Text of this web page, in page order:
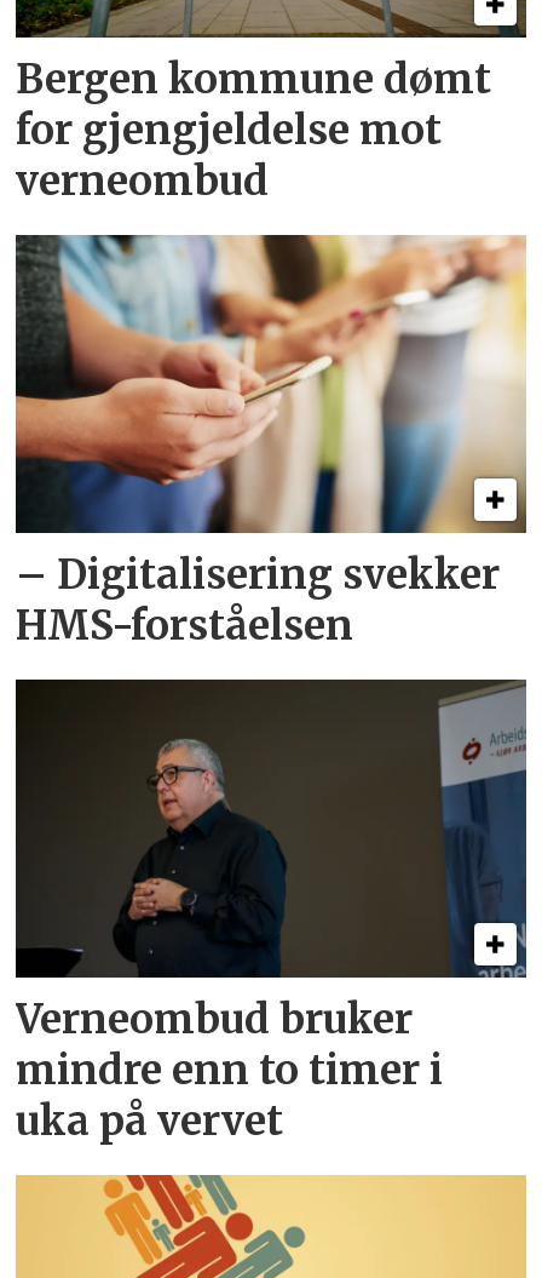
Bergen kommune dømt
for gjengjeldelse mot
verneombud
– Digitalisering svekker
HMS-forståelsen
Verneombud bruker
mindre enn to timer i
uka på vervet